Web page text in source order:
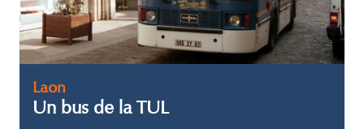
Laon
Un bus de la TUL